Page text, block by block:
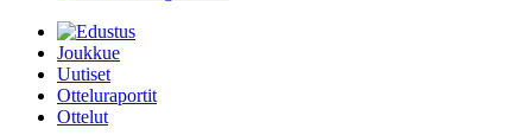
Joukkue
Uutiset
Otteluraportit
Ottelut